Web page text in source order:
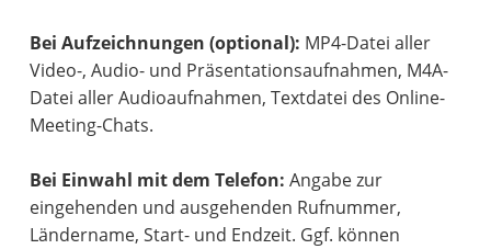
Bei Aufzeichnungen (optional): MP4-Datei aller
Video-, Audio- und Präsentationsaufnahmen, M4A-
Datei aller Audioaufnahmen, Textdatei des Online-
Meeting-Chats.
Bei Einwahl mit dem Telefon: Angabe zur
eingehenden und ausgehenden Rufnummer,
Ländername, Start- und Endzeit. Ggf. können